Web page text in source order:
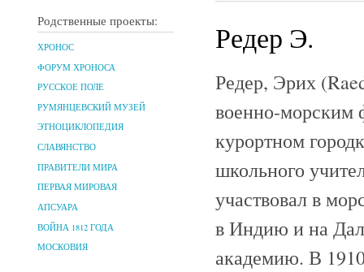
Родственные проекты:
ХРОНОС
ФОРУМ ХРОНОСА
РУССКОЕ ПОЛЕ
РУМЯНЦЕВСКИЙ МУЗЕЙ
ЭТНОЦИКЛОПЕДИЯ
СЛАВЯНСТВО
ПРАВИТЕЛИ МИРА
ПЕРВАЯ МИРОВАЯ
АПСУАРА
ВОЙНА 1812 ГОДА
МОСКОВИЯ
Редер Э.
Редер, Эрих
военно-морским
курортном
школьного
участвовал в
в Индию и на
академию. В